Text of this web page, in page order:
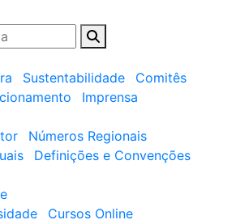
Sustentabilidade
Comitês
Imprensa
Números Regionais
Definições e Convenções
Cursos Online